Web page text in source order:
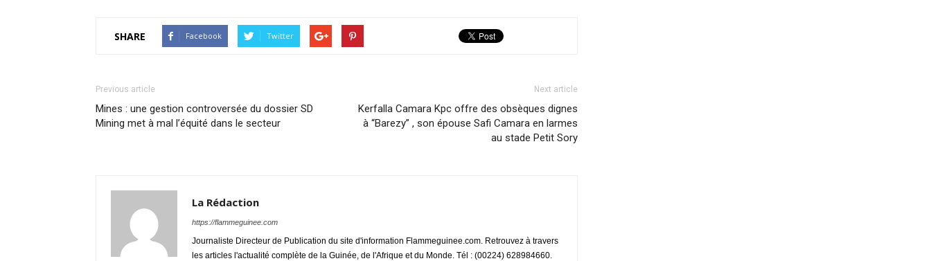
SHARE Facebook Twitter
Previous article
Mines : une gestion controversée du dossier SD
Mining met à mal l’équité dans le secteur
Next article
Kerfalla Camara Kpc offre des obsèques dignes
à “Barezy” , son épouse Safi Camara en larmes
au stade Petit Sory
La Rédaction
https://flammeguinee.com
Journaliste Directeur de Publication du site d'information Flammeguinee.com. Retrouvez à travers
les articles l'actualité complète de la Guinée, de l'Afrique et du Monde. Tél : (00224) 628984660.